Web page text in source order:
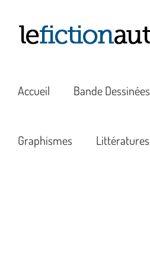
contenu
Accueil Bande Dessinées
Graphismes Littératures